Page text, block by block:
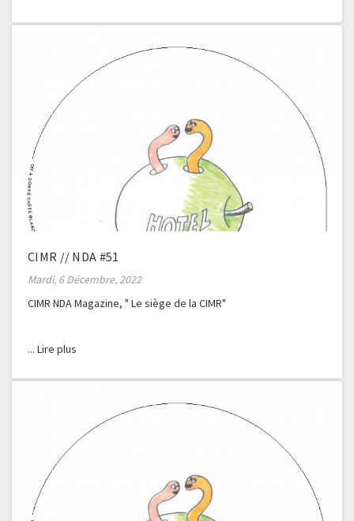
CIMR // NDA #51
Mardi, 6 Décembre, 2022
CIMR NDA Magazine, " Le siège de la CIMR"